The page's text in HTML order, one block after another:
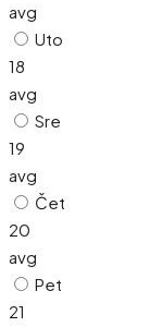
avg
Uto
18
avg
Sre
19
avg
Čet
20
avg
Pet
21